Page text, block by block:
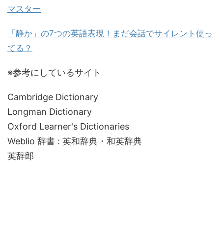
マスター
「静か」の7つの英語表現！まだ会話でサイレント使っ
てる？
※参考にしているサイト
Cambridge Dictionary
Longman Dictionary
Oxford Learner's Dictionaries
Weblio 辞書 : 英和辞典・和英辞典
英辞郎